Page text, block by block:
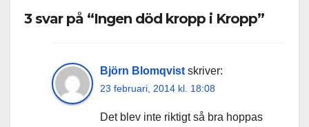
3 svar på “Ingen död kropp i Kropp”
Björn Blomqvist skriver:
23 februari, 2014 kl. 18:08
Det blev inte riktigt så bra hoppas